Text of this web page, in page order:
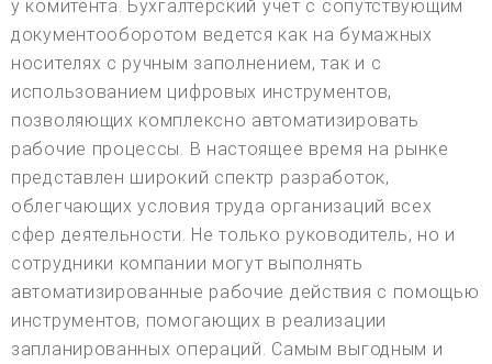
у комитента. Бухгалтерский учет с сопутствующим
документооборотом ведется как на бумажных
носителях с ручным заполнением, так и с
использованием цифровых инструментов,
позволяющих комплексно автоматизировать
рабочие процессы. В настоящее время на рынке
представлен широкий спектр разработок,
облегчающих условия труда организаций всех
сфер деятельности. Не только руководитель, но и
сотрудники компании могут выполнять
автоматизированные рабочие действия с помощью
инструментов, помогающих в реализации
запланированных операций. Самым выгодным и